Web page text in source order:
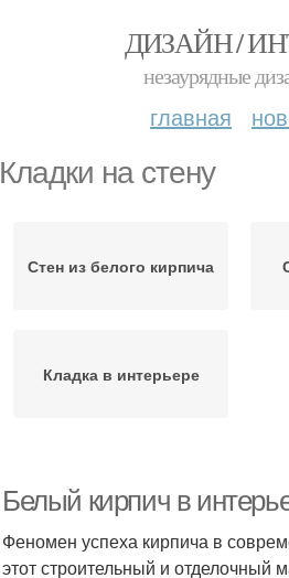
ДИЗАЙН /
незаурядные
главная
Кладки на стену
Стен из белого кирпича
Кладка в интерьере
Белый кирпич в
Феномен успеха кирпича в
этот строительный и отделочный